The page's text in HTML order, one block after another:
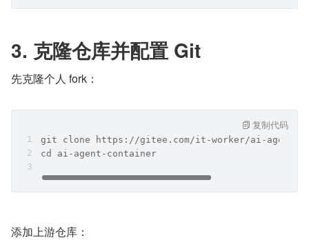
3. 克隆仓库并配置 Git
先克隆个人 fork：
git clone https://gitee.com/it-worker/ai-agent-
cd ai-agent-container
复制代码
添加上游仓库：